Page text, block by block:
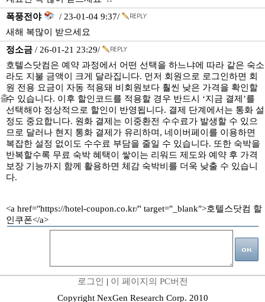
폭풍전야
/ 23-01-04 9:37/
새해 복많이 받으세요
정소금 / 26-01-21 23:29/
호텔스닷컴은 예약 과정에서 어떤 선택을 하느냐에 따라 같은 숙소
라도 지불 금액이 크게 달라집니다. 먼저 회원으로 로그인하면 회
원 전용 요금이 자동 적용돼 비회원보다 훨씬 낮은 가격을 확인할
수 있습니다. 이후 할인코드를 적용할 경우 반드시 ‘지금 결제’를
선택해야 정상적으로 할인이 반영됩니다. 결제 단계에서는 통화 설
정도 중요합니다. 원화 결제는 이중환전 수수료가 발생할 수 있으
므로 달러나 현지 통화 결제가 유리하며, 네이버페이를 이용하면
복잡한 설정 없이도 수수료 부담을 줄일 수 있습니다. 또한 숙박을
반복할수록 무료 숙박 혜택이 쌓이는 리워드 제도와 예약 후 가격
보장 기능까지 함께 활용하면 체감 숙박비를 더욱 낮출 수 있습니
다.
<a href="https://hotel-coupon.co.kr/" target="_blank">호텔스닷컴 할
인쿠폰</a>
로그인 | 이 페이지의 PC버전
Copyright NexGen Research Corp. 2010